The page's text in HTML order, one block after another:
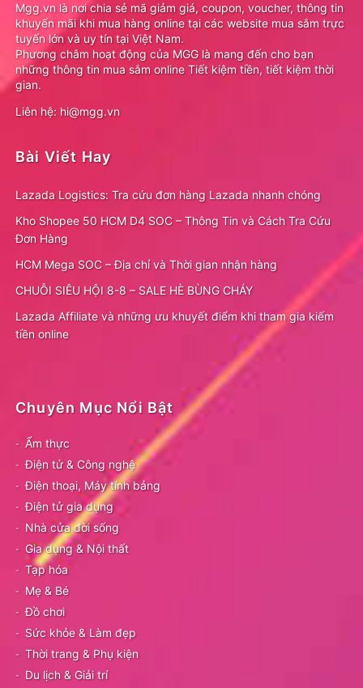
Mgg.vn là nơi chia sẻ mã giảm giá, coupon, voucher, thông tin
khuyến mãi khi mua hàng online tại các website mua sắm trực
tuyến lớn và uy tín tại Việt Nam.
Phương châm hoạt động của MGG là mang đến cho bạn
những thông tin mua sắm online Tiết kiệm tiền, tiết kiệm thời
gian.
Liên hệ: hi@mgg.vn
Bài Viết Hay
Lazada Logistics: Tra cứu đơn hàng Lazada nhanh chóng
Kho Shopee 50 HCM D4 SOC – Thông Tin và Cách Tra Cứu
Đơn Hàng
HCM Mega SOC – Địa chỉ và Thời gian nhận hàng
CHUỖI SIÊU HỘI 8-8 – SALE HÈ BÙNG CHÁY
Lazada Affiliate và những ưu khuyết điểm khi tham gia kiếm
tiền online
Chuyên Mục Nổi Bật
Ẩm thực
Điện tử & Công nghệ
Điện thoại, Máy tính bảng
Điện tử gia dụng
Nhà cửa đời sống
Gia dụng & Nội thất
Tạp hóa
Mẹ & Bé
Đồ chơi
Sức khỏe & Làm đẹp
Thời trang & Phụ kiện
Du lịch & Giải trí